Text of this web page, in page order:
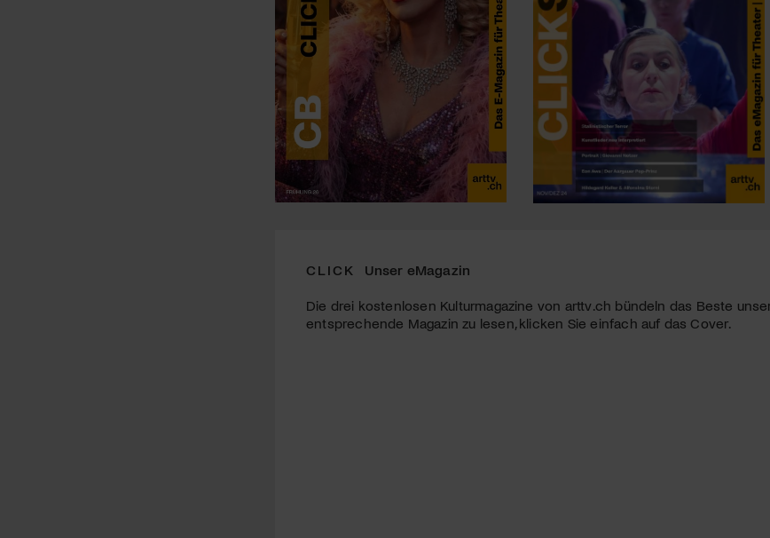
CLICK Unser eMagazin
Die drei kostenlosen Kulturmagazine von arttv.ch bündeln das Beste
entsprechende Magazin zu lesen, klicken Sie einfach auf das Cover.